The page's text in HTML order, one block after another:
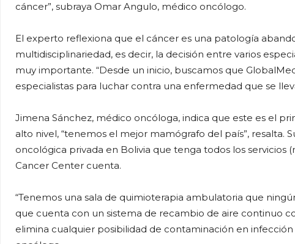
cáncer”, subraya Omar Angulo, médico oncólogo.
El experto reflexiona que el cáncer es una patología
multidisciplinariedad, es decir, la decisión entre varios
muy importante. “Desde un inicio, buscamos que
especialistas para luchar contra una enfermedad que se
Jimena Sánchez, médico oncóloga, indica que este es el
alto nivel, “tenemos el mejor mamógrafo del país”, resalta.
oncológica privada en Bolivia que tenga todos los servicios
Cancer Center cuenta.
“Tenemos una sala de quimioterapia ambulatoria que
que cuenta con un sistema de recambio de aire continuo
elimina cualquier posibilidad de contaminación en